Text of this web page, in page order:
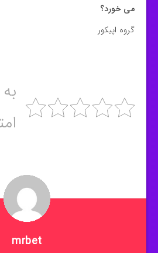
می خورد؟
گروه اپیکور
mrbet